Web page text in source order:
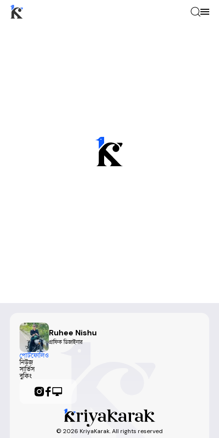
Ruhee Nishu
গ্রাফিক ডিজাইনার
পোর্টফোলিও
নিউজ
সার্ভিস
বুকিং
© 2026 KriyaKarak. All rights reserved